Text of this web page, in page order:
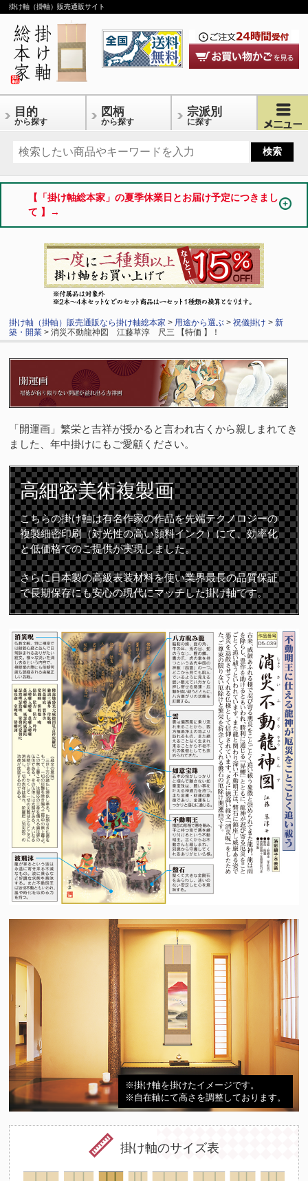
掛け軸（掛軸）販売通販サイト
目的
から探す
図柄
から探す
宗派別
に探す
【「掛け軸総本家」の夏季休業日とお届け予定につきまし
て 】→
掛け軸（掛軸）販売通販なら掛け軸総本家 > 用途から選ぶ >祝儀掛け >新
築・開業 > 消災不動龍神図 江藤草淳 尺三 【特価 】！
「開運画」繁栄と吉祥が授かると言われ古くから親しまれてき
ました、年中掛けにもご愛顧ください。
高細密美術複製画
こちらの掛け軸は有名作家の作品を先端テクノロジーの
複製細密印刷（対光性の高い顔料インク）にて、効率化
と低価格でのご提供が実現しました。
さらに日本製の高級表装材料を使い業界最長の品質保証
で長期保存にも安心の現代にマッチした掛け軸です。
※掛け軸を掛けたイメージです。
※自在軸にて高さを調整しております。
掛け軸のサイズ表